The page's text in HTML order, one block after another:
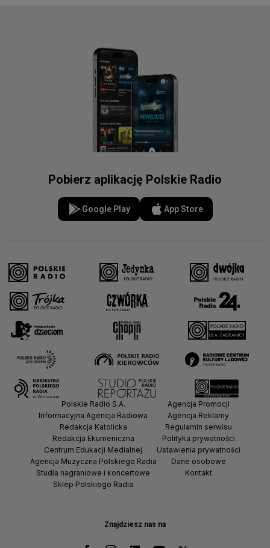
Pobierz aplikację Polskie Radio
Google Play App Store
Znajdziesz nas na
Polskie Radio S.A.
Informacyjna Agencja Radiowa
Redakcja Katolicka
Redakcja Ekumeniczna
Centrum Edukacji Medialnej
Agencja Muzyczna Polskiego Radia
Studia nagraniowe i koncertowe
Sklep Polskiego Radia
Agencja Promocji
Agencja Reklamy
Regulamin serwisu
Polityka prywatności
Ustawienia prywatności
Dane osobowe
Kontakt